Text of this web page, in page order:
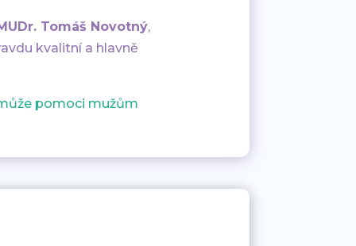
Tomáš Novotný,
kvalitní a hlavně
pomoci mužům